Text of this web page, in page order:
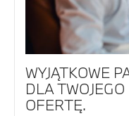
WYJĄTKOWE
DLA
OFERTĘ.